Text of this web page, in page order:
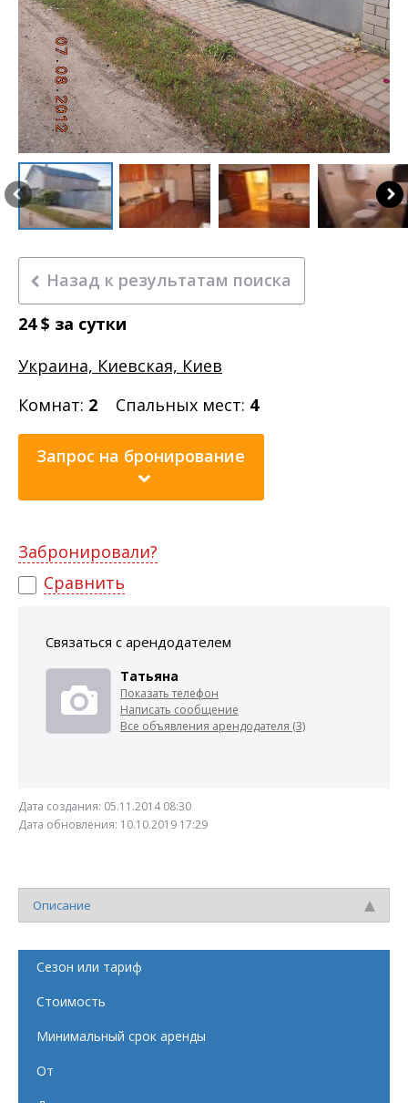
Назад к результатам поиска
24 $ за сутки
Украина, Киевская, Киев
Комнат: 2 Спальных мест: 4
Запрос на бронирование
Забронировали?
Сравнить
Связаться с арендодателем
Татьяна
Показать телефон
Написать сообщение
Все объявления арендодателя (3)
Дата создания: 05.11.2014 08:30
Дата обновления: 10.10.2019 17:29
Описание
Сезон или тариф
Стоимость
Минимальный срок аренды
От